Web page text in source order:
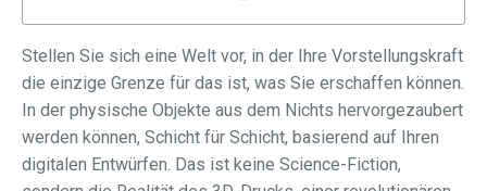
Stellen Sie sich eine Welt vor, in der Ihre Vorstellungskraft
die einzige Grenze für das ist, was Sie erschaffen können.
In der physische Objekte aus dem Nichts hervorgezaubert
werden können, Schicht für Schicht, basierend auf Ihren
digitalen Entwürfen. Das ist keine Science-Fiction,